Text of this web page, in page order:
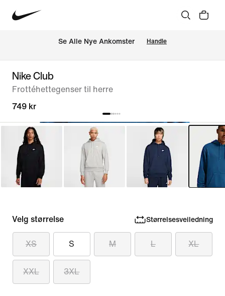
Se Alle Nye Ankomster Handle
Nike Club
Frottéhettegenser til herre
749 kr
Velg størrelse Størrelsesveiledning
XS S M L XL
XXL 3XL